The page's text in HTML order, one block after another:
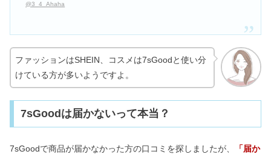
@3_4_Ahaha
ファッションはSHEIN、コスメは7sGoodと使い分
けている方が多いようですよ。
7sGoodは届かないって本当？
7sGoodで商品が届かなかった方の口コミを探しましたが、
「届か